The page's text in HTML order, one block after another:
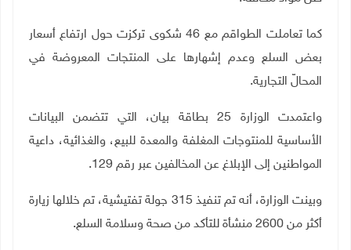
كما تعاملت الطواقم مع 46 شكوى تركزت حول ارتفاع أسعار
بعض السلع وعدم إشهارها على المنتجات المعروضة في
المحالّ التجارية.
واعتمدت الوزارة 25 بطاقة بيان، التي تتضمن البيانات
الأساسية للمنتوجات المغلفة والمعدة للبيع، والغذائية، داعية
المواطنين إلى الإبلاغ عن المخالفين عبر رقم 129.
وبينت الوزارة، أنه تم تنفيذ 315 جولة تفتيشية، تم خلالها زيارة
أكثر من 2600 منشأة للتأكد من صحة وسلامة السلع.